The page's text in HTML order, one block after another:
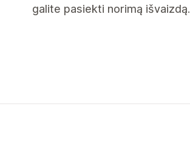
galite pasiekti norimą išvaizdą.